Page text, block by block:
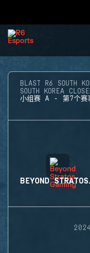
BLAST R6 SOUTH
SOUTH KOREA
小组赛 A - 第7个赛